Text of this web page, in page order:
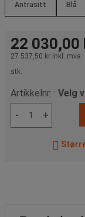
Antrasitt Blå
22 030,00
27 537,50 kr Inkl. mva
stk.
Artikkelnr: : Velg
-
+